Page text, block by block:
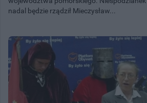
nadal będzie rządził Mieczysław...